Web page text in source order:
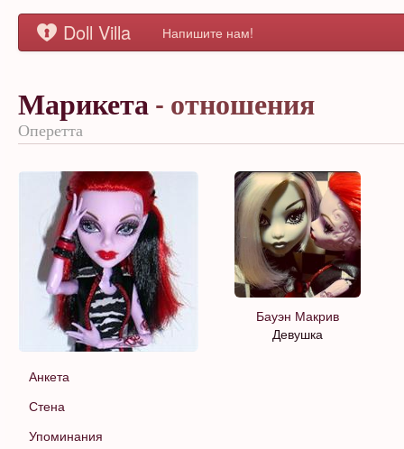
Doll Villa Напишите нам!
Марикета - отношения
Оперетта
Анкета
Стена
Упоминания
Бауэн Макрив
Девушка